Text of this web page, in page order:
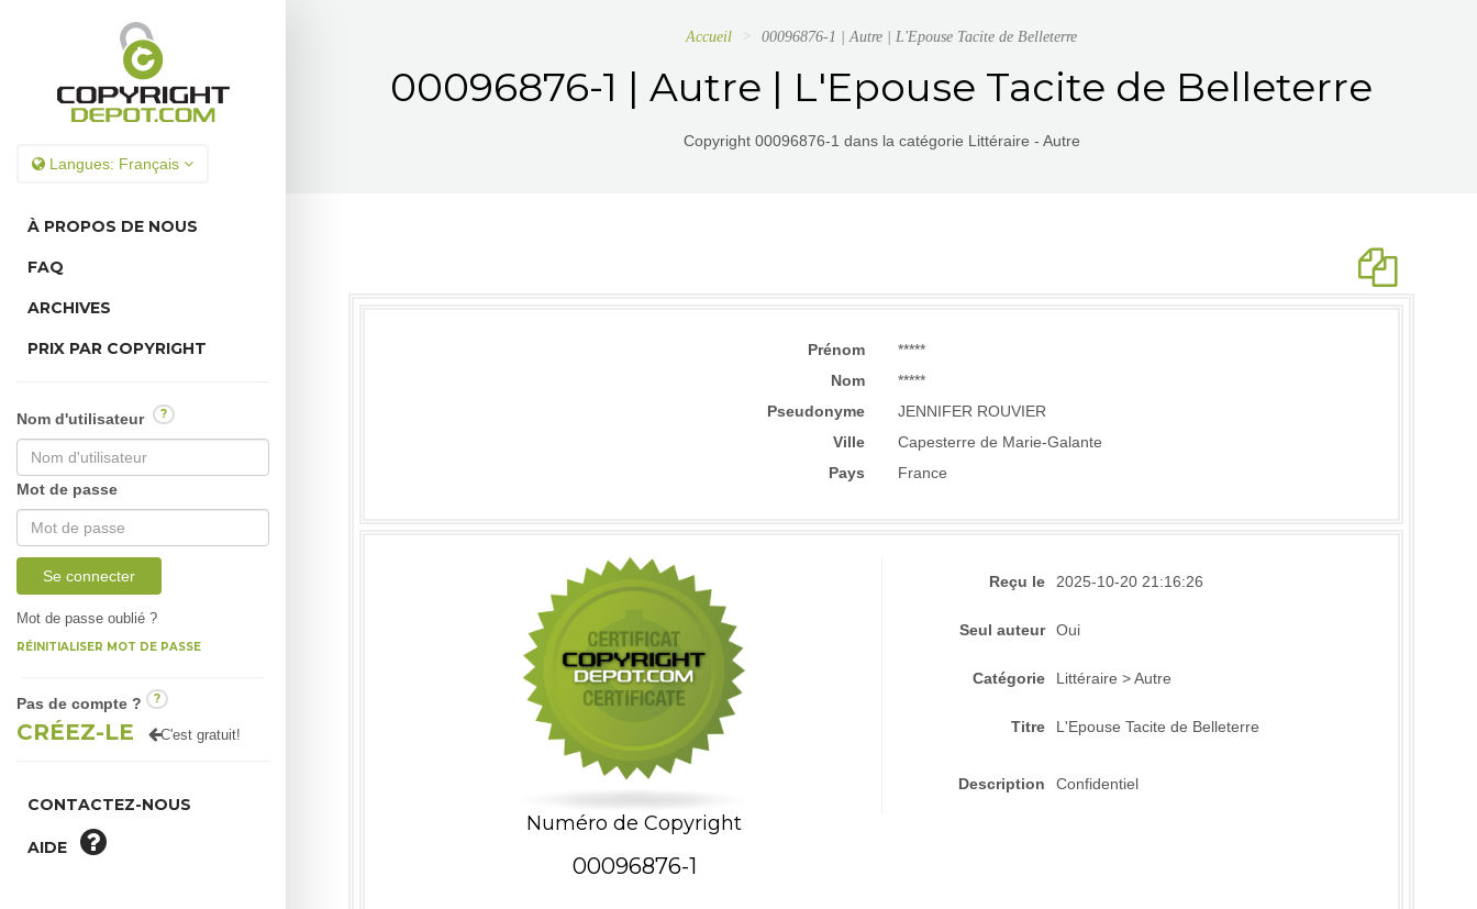
Langues: Français
À PROPOS DE NOUS
FAQ
ARCHIVES
PRIX PAR COPYRIGHT
Nom d'utilisateur ?
Mot de passe
Se connecter
Mot de passe oublié ?
RÉINITIALISER MOT DE PASSE
Pas de compte ? ?
CRÉEZ-LE C'est gratuit!
CONTACTEZ-NOUS
AIDE
Accueil 00096876-1 | Autre | L'Epouse Tacite de Belleterre
00096876-1 | Autre | L'Epouse Tacite de Belleterre
Copyright 00096876-1 dans la catégorie Littéraire - Autre
Prénom
*****
Nom
*****
Pseudonyme
JENNIFER ROUVIER
Ville
Capesterre de Marie-Galante
Pays
France
Numéro de Copyright
00096876-1
Reçu le 2025-10-20 21:16:26
Seul auteur Oui
Catégorie Littéraire > Autre
Titre L'Epouse Tacite de Belleterre
Description Confidentiel